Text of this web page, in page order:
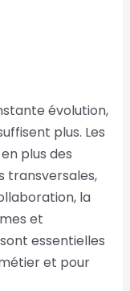
évolution,
plus. Les
plus des
transversales,
la
et
essentielles
et pour